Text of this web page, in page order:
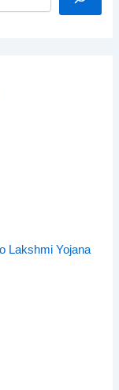
Lakshmi Yojana